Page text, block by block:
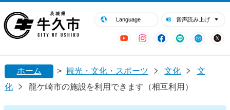
Language 音声読み上げ
YouTubeInstagram
Facebook
LINE Mail
閉じる
ホーム > 観光・文化・スポーツ 文化
文
化
龍ケ崎市の施設を利用できます（相互利用）